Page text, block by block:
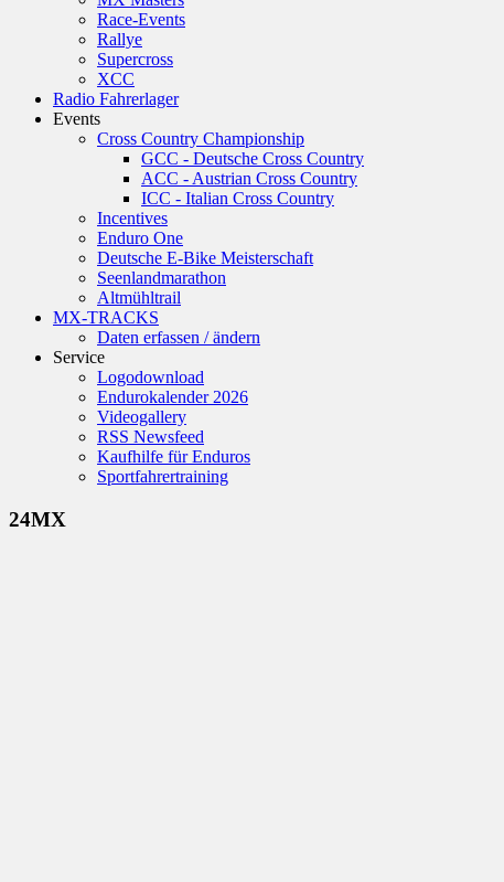
Race-Events
Rallye
Supercross
XCC
Radio Fahrerlager
Events
Cross Country Championship
GCC - Deutsche Cross Country
ACC - Austrian Cross Country
ICC - Italian Cross Country
Incentives
Enduro One
Deutsche E-Bike Meisterschaft
Seenlandmarathon
Altmühltrail
MX-TRACKS
Daten erfassen / ändern
Service
Logodownload
Endurokalender 2026
Videogallery
RSS Newsfeed
Kaufhilfe für Enduros
Sportfahrertraining
24MX